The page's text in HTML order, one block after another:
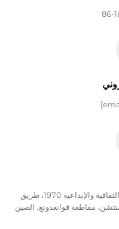
الطابق الثاني، مبنى C، حديقة الصناعات الثقافية والإبداعية 1970، طريق
مقاطعة قوانغدونغ، الصين